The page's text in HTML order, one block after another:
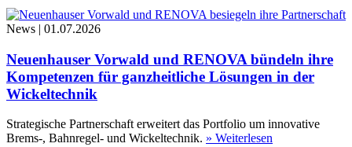
News | 01.07.2026
Neuenhauser Vorwald und RENOVA bündeln ihre
Kompetenzen für ganzheitliche Lösungen in der
Wickeltechnik
Strategische Partnerschaft erweitert das Portfolio um innovative
Brems-, Bahnregel- und Wickeltechnik. » Weiterlesen